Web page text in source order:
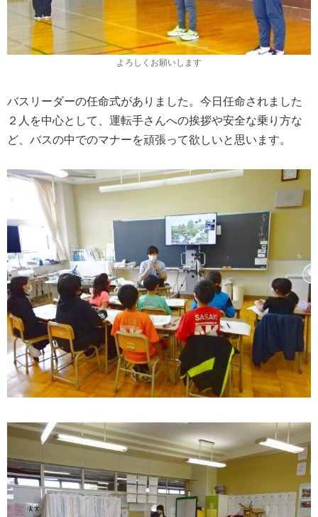
よろしくお願いします
バスリーダーの任命式がありました。今日任命されました
２人を中心として、運転手さんへの挨拶や安全な乗り方な
ど、バスの中でのマナーを頑張って欲しいと思います。